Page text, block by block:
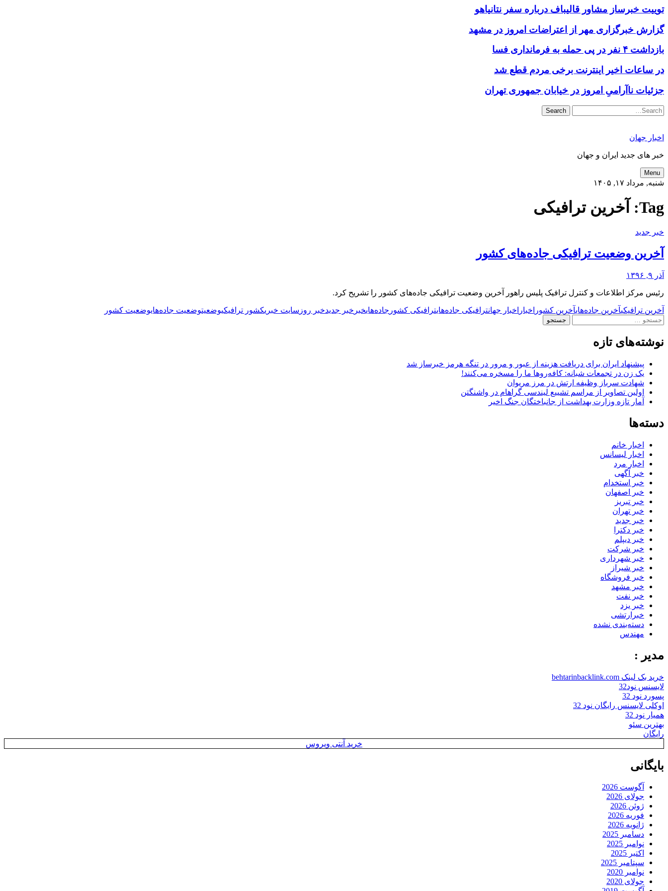
توییت خبرساز مشاور قالیباف درباره سفر نتانیاهو
گزارش خبرگزاری مهر از اعتراضات امروز در مشهد
بازداشت ۴ نفر در پی حمله به فرمانداری فسا
در ساعات اخیر اینترنت برخی مردم قطع شد
جزئیات ناآرامیِ امروز در خیابان جمهوری تهران
Search
اخبار جهان
خبر های جدید ایران و جهان
Menu
شنبه, مرداد ۱۷, ۱۴۰۵
Tag: آخرین ترافیکی
خبر جدید
آخرین وضعیت ترافیکی جاده‌های کشور
آذر ۹, ۱۳۹۶
رئیس مرکز اطلاعات و کنترل ترافیک پلیس راهور آخرین وضعیت ترافیکی جاده‌های کشور را تشریح کرد.
آخرین ترافیکیآخرین جاده‌هایآخرین کشور اخبار اخبار جهانترافیکی جاده‌هایترافیکی کشور جاده‌هایخبر خبر جدیدخبر روز سایت خبریکشور ترافیکیوضعیتوضعیت جاده‌هایوضعیت کشور
جستجو
نوشته‌های تازه
پیشنهاد ایران برای دریافت هزینه از عبور و مرور در تنگه هرمز خبرساز شد
یک زن در تجمعات شبانه: کافه‌روها ما را مسخره می‌کنند!
شهادت سرباز وظیفه ارتش در مرز مریوان
اولین تصاویر از مراسم تشییع لیندسی گراهام در واشنگتن
آمار تازه وزارت بهداشت از جانباختگان جنگ اخیر
دسته‌ها
اخبار خانم
اخبار لیسانس
اخبار مرد
خبر آگهی
خبر استخدام
خبر اصفهان
خبر تبریز
خبر تهران
خبر جدید
خبر دکترا
خبر دیپلم
خبر شرکت
خبر شهرداری
خبر شیراز
خبر فروشگاه
خبر مشهد
خبر نفت
خبر یزد
خبرارتشی
دسته‌بندی نشده
مهندس
مدیر :
خرید بک لینک behtarinbacklink.com
لایسنس نود32
پسورد نود 32
اوکلی لایسنس رایگان نود 32
همیار نود 32
بهترین سئو
رایگان
خرید آنتی ویروس
بایگانی
آگوست 2026
جولای 2026
ژوئن 2026
فوریه 2026
ژانویه 2026
دسامبر 2025
نوامبر 2025
اکتبر 2025
سپتامبر 2025
نوامبر 2020
جولای 2020